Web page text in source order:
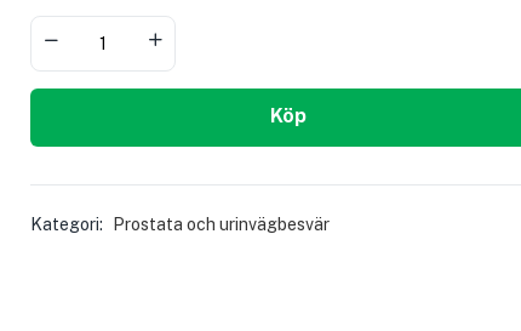
Köp
Kategori: Prostata och urinvägbesvär